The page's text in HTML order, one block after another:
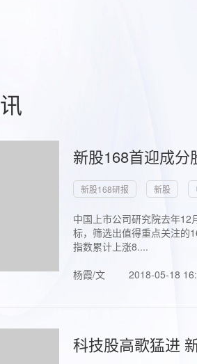
新股168首迎成
新股168研报 新股
中国上市公司研究院去年
标，筛选出值得重点关注的
指数累计上涨8....
杨霞/文
2018-05-18
科技股高歌猛进